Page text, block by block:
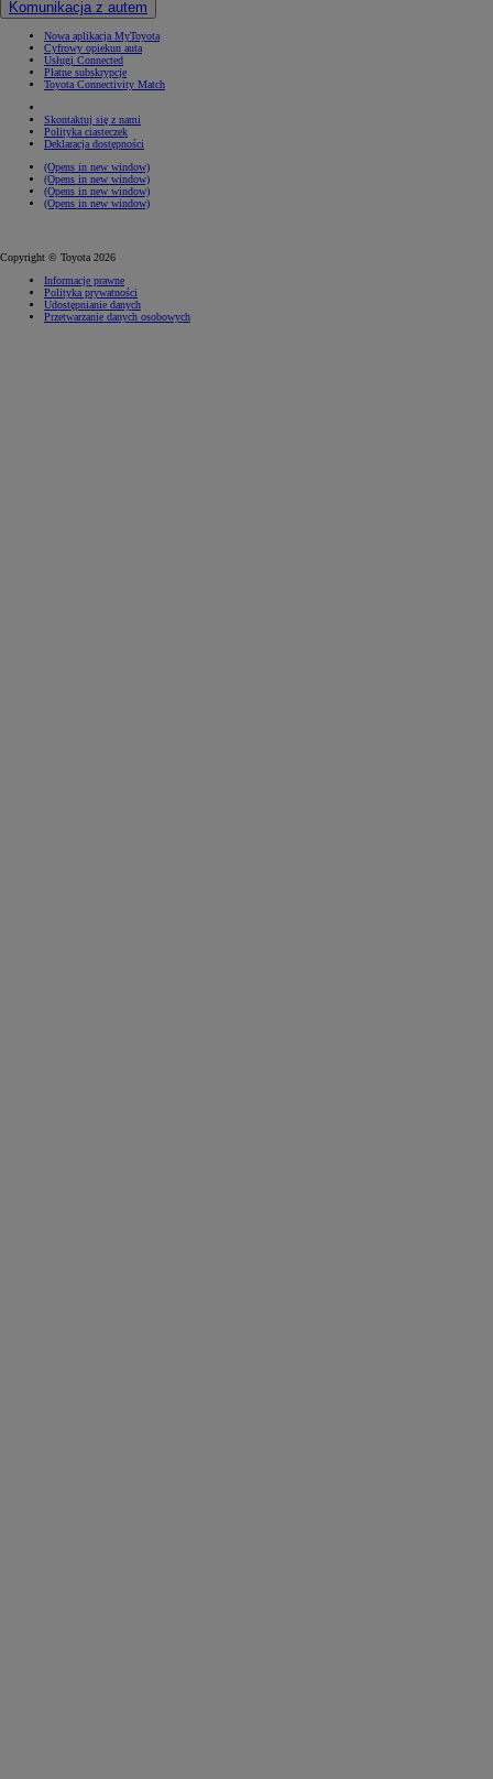
Komunikacja z autem
Nowa aplikacja MyToyota
Cyfrowy opiekun auta
Usługi Connected
Płatne subskrypcje
Toyota Connectivity Match
Skontaktuj się z nami
Polityka ciasteczek
Deklaracja dostępności
(Opens in new window)
(Opens in new window)
(Opens in new window)
(Opens in new window)
Copyright © Toyota 2026
Informacje prawne
Polityka prywatności
Udostępnianie danych
Przetwarzanie danych osobowych